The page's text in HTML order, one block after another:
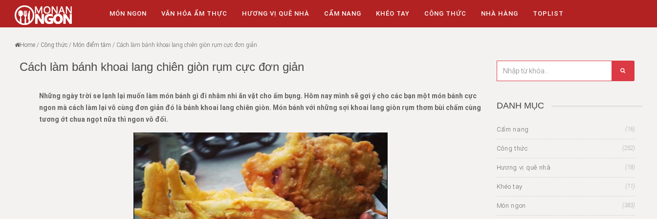
MÓN NGON VĂN HÓA ẨM THỰC HƯƠNG VỊ QUÊ NHÀ CẨM NANG KHÉO TAY CÔNG THỨC NHÀ HÀNG TOPLIST
Home / Công thức / Món điểm tâm / Cách làm bánh khoai lang chiên giòn rụm cực đơn giản
Cách làm bánh khoai lang chiên giòn rụm cực đơn giản
Những ngày trời se lạnh lại muốn làm món bánh gì đi nhâm nhi ăn vặt cho ấm bụng. Hôm nay mình sẽ gợi ý cho các bạn một món bánh cực
ngon mà cách làm lại vô cùng đơn giản đó là bánh khoai lang chiên giòn. Món bánh với những sợi khoai lang giòn rụm thơm bùi chấm cùng
tương ớt chua ngọt nữa thì ngon vô đối.
DANH MỤC
Cẩm nang (16)
Công thức (252)
Hương vị quê nhà (18)
Khéo tay (11)
Món ngon (383)